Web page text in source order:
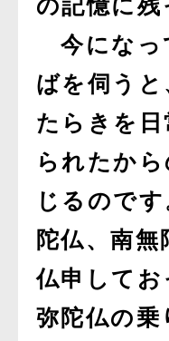
の記憶に残
今になっ
ばを伺うと
たらきを
られたか
じるので
陀仏、南
仏申してお
弥陀仏の乗